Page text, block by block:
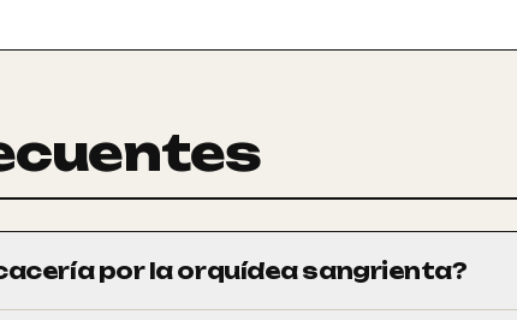
por la orquídea sangrienta?